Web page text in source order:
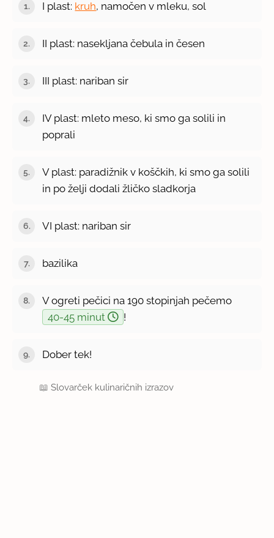
I plast: kruh, namočen v mleku, sol
II plast: nasekljana čebula in česen
III plast: nariban sir
IV plast: mleto meso, ki smo ga solili in
poprali
V plast: paradižnik v koščkih, ki smo ga solili
in po želji dodali žličko sladkorja
VI plast: nariban sir
bazilika
V ogreti pečici na 190 stopinjah pečemo
40-45 minut
!
Dober tek!
📖Slovarček kulinaričnih izrazov